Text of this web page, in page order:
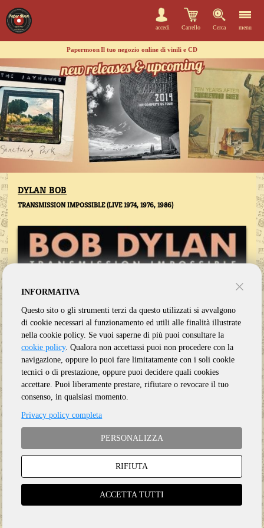
accedi Carrello Cerca menu
PapermoonIl tuo negozio online di vinili e CD
DYLAN BOB
TRANSMISSION IMPOSSIBLE (LIVE 1974, 1976, 1986)
Genere:Ristampa
LEFTFIELD
Anno:2023
INFORMATIVA
Questo sito o gli strumenti terzi da questo utilizzati si avvalgono
di cookie necessari al funzionamento ed utili alle finalità illustrate
nella cookie policy. Se vuoi saperne di più puoi consultare la
cookie policy. Qualora non accettassi puoi non procedere con la
navigazione, oppure lo puoi fare limitatamente con i soli cookie
tecnici o di prestazione, oppure puoi decidere quali cookies
accettare. Puoi liberamente prestare, rifiutare o revocare il tuo
consenso, in qualsiasi momento.
Privacy policy completa
PERSONALIZZA
RIFIUTA
ACCETTA TUTTI